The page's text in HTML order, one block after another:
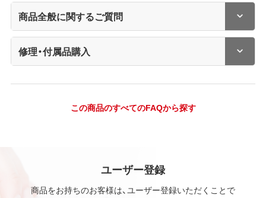
商品全般に関するご質問
修理・付属品購入
この商品のすべてのFAQから探す
ユーザー登録
商品をお持ちのお客様は、ユーザー登録いただくことで